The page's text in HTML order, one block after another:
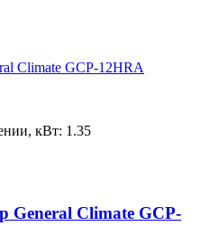
Climate GCP-12HRA
кВт: 1.35
General Climate GCP-